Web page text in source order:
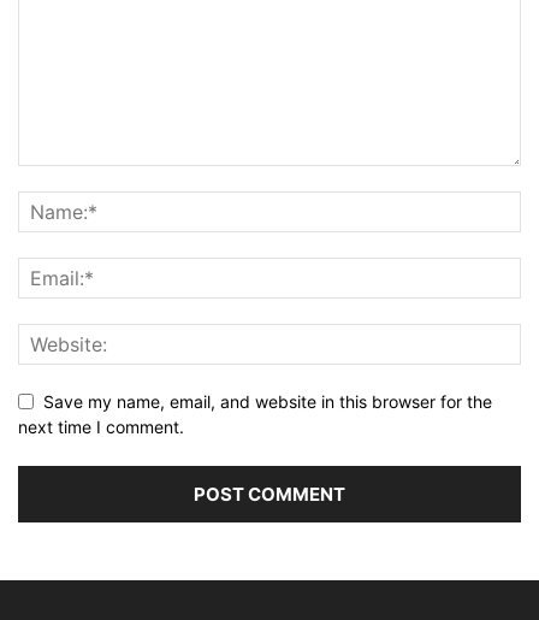
Save my name, email, and website in this browser for the
next time I comment.